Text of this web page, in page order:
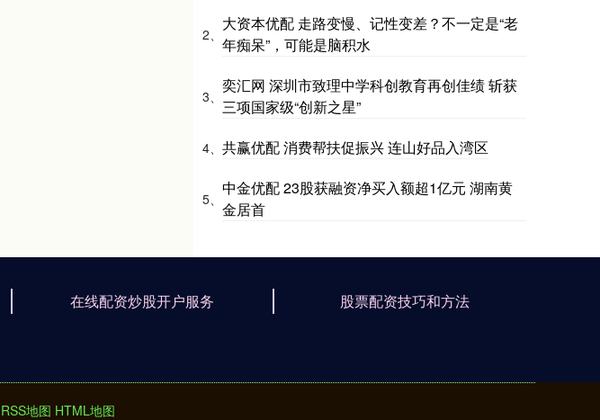
2、
大资本优配 走路变慢、记性变差？不一定是“老
年痴呆”，可能是脑积水
3、
奕汇网 深圳市致理中学科创教育再创佳绩 斩获
三项国家级“创新之星”
4、 共赢优配 消费帮扶促振兴 连山好品入湾区
5、
中金优配 23股获融资净买入额超1亿元 湖南黄
金居首
在线配资炒股开户服务 股票配资技巧和方法
RSS地图 HTML地图